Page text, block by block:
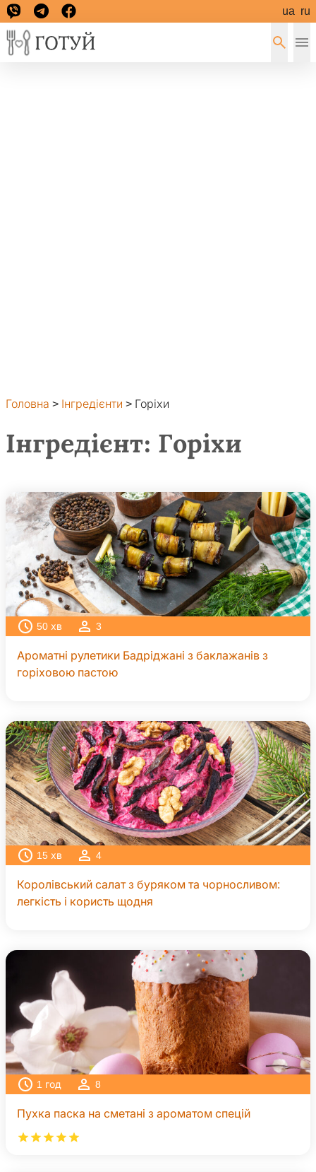
ua ru
Головна > Інгредієнти > Горіхи
Інгредієнт: Горіхи
50 хв 3
Ароматні рулетики Бадріджані з баклажанів з
горіховою пастою
15 хв 4
Королівський салат з буряком та чорносливом:
легкість і користь щодня
1 год 8
Пухка паска на сметані з ароматом спецій